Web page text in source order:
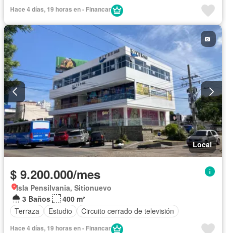
Hace 4 días, 19 horas en - Financar
Local
$ 9.200.000/mes
Isla Pensilvania, Sitionuevo
3 Baños
400 m²
Terraza
Estudio Circuito cerrado de televisión
Hace 4 días, 19 horas en - Financar